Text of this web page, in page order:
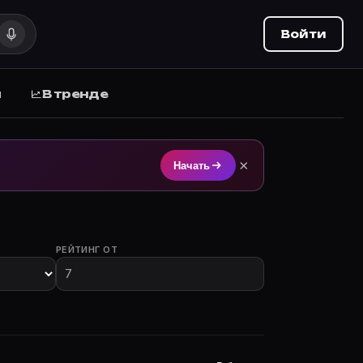
Planner (movie-planner.ru).
Войти
В тренде
Начать ×
РЕЙТИНГ ОТ